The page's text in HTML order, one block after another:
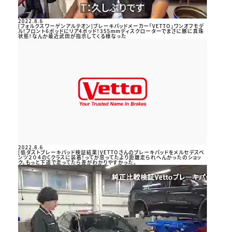
2022.8.6
[フォルクスワーゲンアルテオン]ブレーキパッドメーカー「VETTO」ワンオフモデ
ル！フロント6ポッドにリア4ポッド！355mmディスクローターでまさに豚に真珠
状態！なんか最近武田が指示してくる様なった
2022.8.6
[低ダストブレーキパッド検証結果]VETTOさんのブレーキパッドをメルセデスベ
ンツ２０４のCクラスに装着！ってか思ってたより距離走られへんかったのショッ
ク。もっと下道で走ってたら差がわかりやすかった。